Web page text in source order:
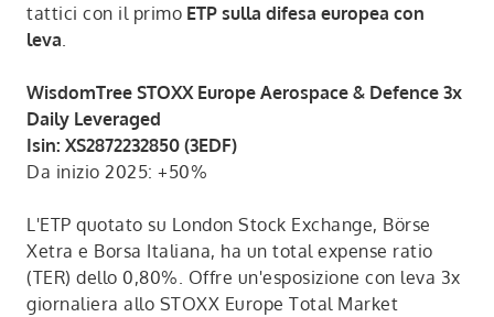
tattici con il primo ETP sulla difesa europea con
leva.
WisdomTree STOXX Europe Aerospace & Defence 3x
Daily Leveraged
Isin: XS2872232850 (3EDF)
Da inizio 2025: +50%
L'ETP quotato su London Stock Exchange, Börse
Xetra e Borsa Italiana, ha un total expense ratio
(TER) dello 0,80%. Offre un'esposizione con leva 3x
giornaliera allo STOXX Europe Total Market